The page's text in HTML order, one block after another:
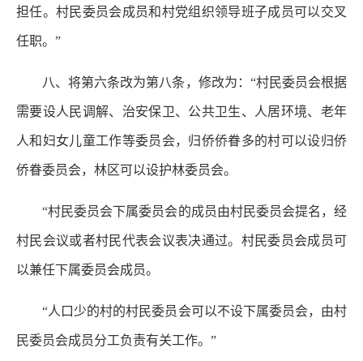
担任。村民委员会成员和村党组织领导班子成员可以交叉
任职。”
八、将第六条改为第八条，修改为：“村民委员会根据
需要设人民调解、治安保卫、公共卫生、人居环境、老年
人和妇女儿童工作等委员会，归侨侨眷多的村可以设归侨
侨眷委员会，林区可以设护林委员会。
“村民委员会下属委员会的成员由村民委员会提名，经
村民会议或者村民代表会议表决通过。村民委员会成员可
以兼任下属委员会成员。
“人口少的村的村民委员会可以不设下属委员会，由村
民委员会成员分工负责有关工作。”